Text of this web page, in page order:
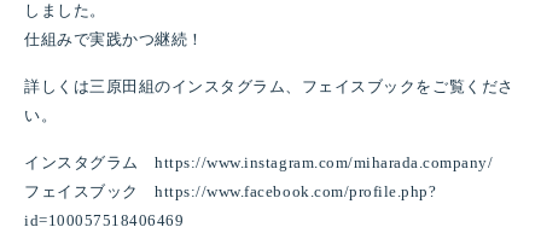
しました。
仕組みで実践かつ継続！
詳しくは三原田組のインスタグラム、フェイスブックをご覧くださ
い。
インスタグラム https://www.instagram.com/miharada.company/
フェイスブック https://www.facebook.com/profile.php?
id=100057518406469